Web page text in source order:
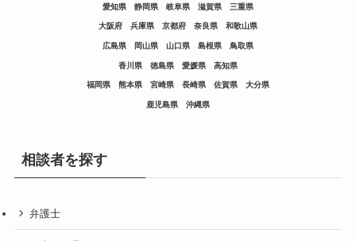
愛知県 静岡県 岐阜県 滋賀県 三重県
大阪府 兵庫県 京都府 奈良県 和歌山県
広島県 岡山県 山口県 島根県 鳥取県
香川県 徳島県 愛媛県 高知県
福岡県 熊本県 宮崎県 長崎県 佐賀県 大分県
鹿児島県 沖縄県
相談者を探す
弁護士